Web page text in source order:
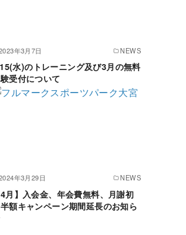
年3月7日 NEWS
水)のトレーニング及び3月の無料
受付について
年3月29日 NEWS
4月】入会金、年会費無料、月謝初
額キャンペーン期間延長のお知ら